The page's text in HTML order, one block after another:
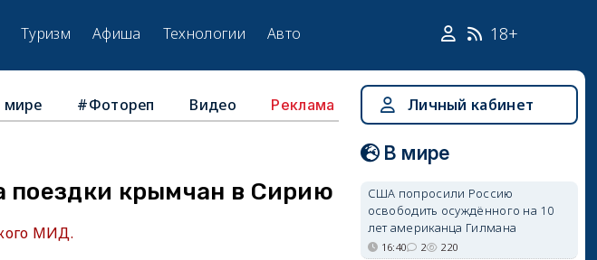
Туризм Афиша Технологии Авто 18+
мире #Фотореп Видео Реклама
поездки крымчан в Сирию
МИД.
Личный кабинет
В мире
США попросили Россию
освободить осуждённого на 10
лет американца Гилмана
16:40 2 220